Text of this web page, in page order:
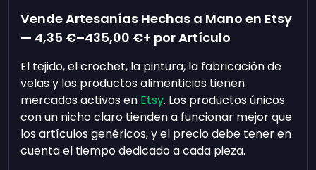
Vende Artesanías Hechas a Mano en Etsy
— 4,35 €–435,00 €+ por Artículo
El tejido, el crochet, la pintura, la fabricación de
velas y los productos alimenticios tienen
mercados activos en Etsy. Los productos únicos
con un nicho claro tienden a funcionar mejor que
los artículos genéricos, y el precio debe tener en
cuenta el tiempo dedicado a cada pieza.